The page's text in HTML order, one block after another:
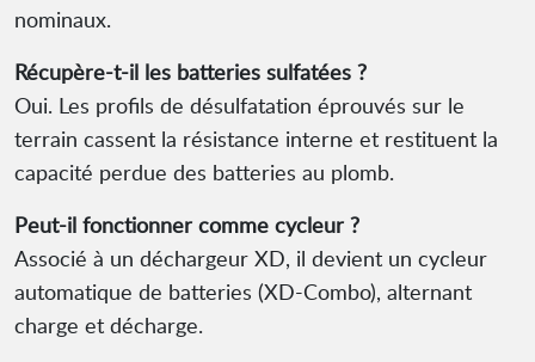
nominaux.
Récupère-t-il les batteries sulfatées ?
Oui. Les profils de désulfatation éprouvés sur le
terrain cassent la résistance interne et restituent la
capacité perdue des batteries au plomb.
Peut-il fonctionner comme cycleur ?
Associé à un déchargeur XD, il devient un cycleur
automatique de batteries (XD-Combo), alternant
charge et décharge.